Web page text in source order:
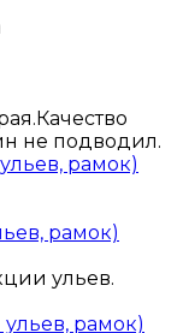
не подводил.
рамок)
ульев.